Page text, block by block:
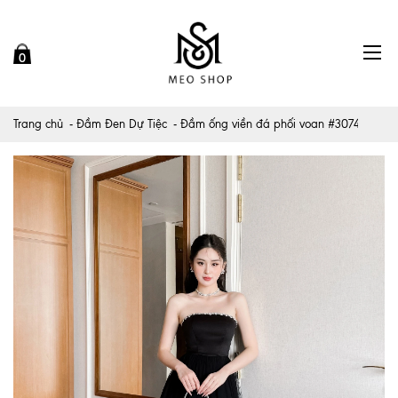
0
Trang chủ Đầm Đen Dự Tiệc Đầm ống viền đá phối voan #3074